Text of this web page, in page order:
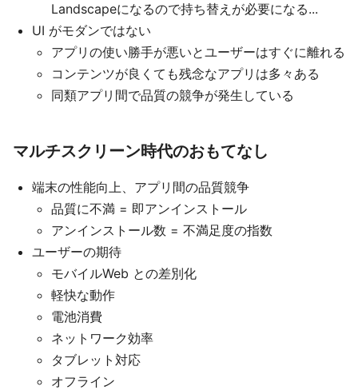
Landscapeになるので持ち替えが必要になる...
UI がモダンではない
アプリの使い勝手が悪いとユーザーはすぐに離れる
コンテンツが良くても残念なアプリは多々ある
同類アプリ間で品質の競争が発生している
マルチスクリーン時代のおもてなし
端末の性能向上、アプリ間の品質競争
品質に不満 = 即アンインストール
アンインストール数 = 不満足度の指数
ユーザーの期待
モバイルWeb との差別化
軽快な動作
電池消費
ネットワーク効率
タブレット対応
オフライン